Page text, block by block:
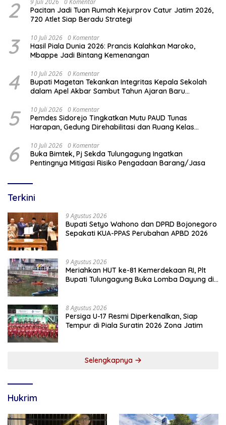
2 9 Juli 2026 0 Komentar
Pacitan Jadi Tuan Rumah Kejurprov Catur Jatim 2026,
720 Atlet Siap Beradu Strategi
3 10 Juli 2026 0 Komentar
Hasil Piala Dunia 2026: Prancis Kalahkan Maroko,
Mbappe Jadi Bintang Kemenangan
4 10 Juli 2026 0 Komentar
Bupati Magetan Tekankan Integritas Kepala Sekolah
dalam Apel Akbar Sambut Tahun Ajaran Baru
5 10 Juli 2026 0 Komentar
Pemdes Sidorejo Tingkatkan Mutu PAUD Tunas
Harapan, Gedung Direhabilitasi dan Ruang Kelas
6 10 Juli 2026 0 Komentar
Buka Bimtek, Pj Sekda Tulungagung Ingatkan
Pentingnya Mitigasi Risiko Pengadaan Barang/Jasa
Terkini
9 Agustus 2026
Bupati Setyo Wahono dan DPRD Bojonegoro
Sepakati KUA-PPAS Perubahan APBD 2026
9 Agustus 2026
Meriahkan HUT ke-81 Kemerdekaan RI, Plt
Bupati Tulungagung Buka Lomba Dayung di
8 Agustus 2026
Persiga U-17 Resmi Diperkenalkan, Siap
Tempur di Piala Suratin 2026 Zona Jatim
Selengkapnya
Hukrim